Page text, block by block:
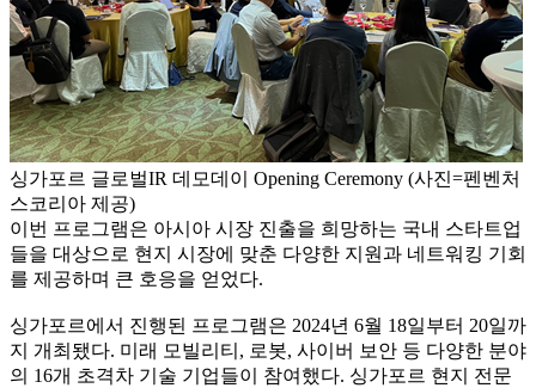
싱가포르 글로벌IR 데모데이 Opening Ceremony (사진=펜벤처
스코리아 제공)
이번 프로그램은 아시아 시장 진출을 희망하는 국내 스타트업
들을 대상으로 현지 시장에 맞춘 다양한 지원과 네트워킹 기회
를 제공하며 큰 호응을 얻었다.
싱가포르에서 진행된 프로그램은 2024년 6월 18일부터 20일까
지 개최됐다. 미래 모빌리티, 로봇, 사이버 보안 등 다양한 분야
의 16개 초격차 기술 기업들이 참여했다. 싱가포르 현지 전문